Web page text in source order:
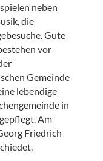
neben
die
Gute
vor
Gemeinde
lebendige
in
Am
Friedrich